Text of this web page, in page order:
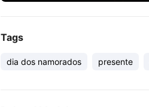
Tags
dia dos namorados presente